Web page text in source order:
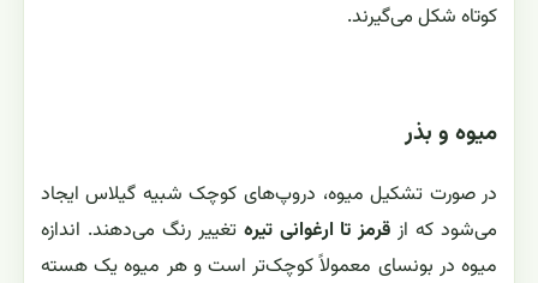
کوتاه شکل می‌گیرند.
میوه و بذر
در صورت تشکیل میوه، دروپ‌های کوچک شبیه گیلاس ایجاد
می‌شود که از قرمز تا ارغوانی تیره تغییر رنگ می‌دهند. اندازه
میوه در بونسای معمولاً کوچک‌تر است و هر میوه یک هسته